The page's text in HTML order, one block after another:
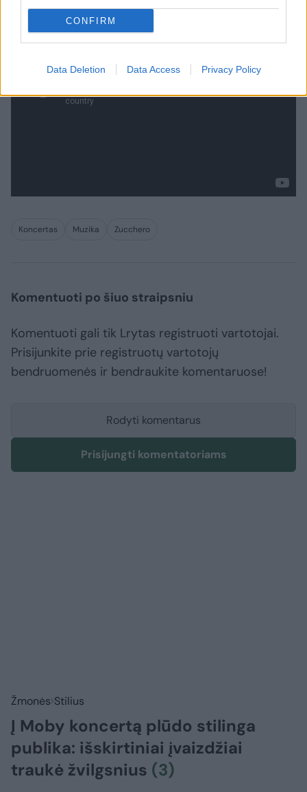
CONFIRM
Data Deletion Data Access Privacy Policy
Koncertas Muzika Zucchero
Komentuoti po šiuo straipsniu
Komentuoti gali tik Lrytas registruoti vartotojai.
Prisijunkite prie registruotų vartotojų
bendruomenės ir bendraukite komentaruose!
Rodyti komentarus
Prisijungti komentatoriams
Žmonės Stilius
Į Moby koncertą plūdo stilinga
publika: išskirtiniai įvaizdžiai
traukė žvilgsnius (3)